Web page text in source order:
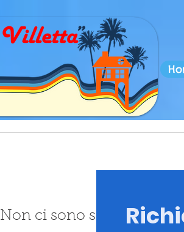
Non ci sono sessioni da